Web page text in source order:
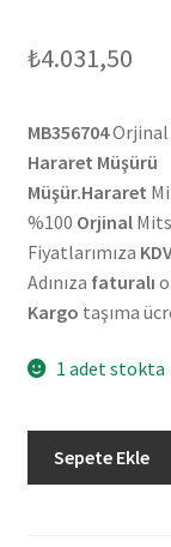
₺4.031,50
MB356704Orjinal
Hararet Müşürü
Müşür.Hararet
%100 Orjinal
Fiyatlarımıza
Adınıza faturalı
Kargo taşıma
1 adet stokta
Mitsubishi
Sepete Ekle